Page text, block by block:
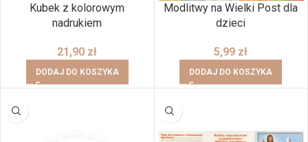
Kubek z kolorowym
nadrukiem
21,90 zł
DODAJ DO KOSZYKA
Modlitwy na Wielki Post dla
dzieci
5,99 zł
DODAJ DO KOSZYKA